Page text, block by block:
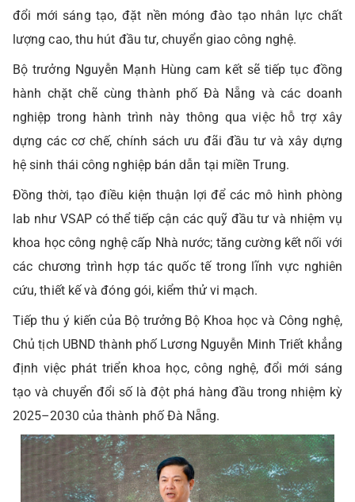
đổi mới sáng tạo, đặt nền móng đào tạo nhân lực chất
lượng cao, thu hút đầu tư, chuyển giao công nghệ.
Bộ trưởng Nguyễn Mạnh Hùng cam kết sẽ tiếp tục đồng
hành chặt chẽ cùng thành phố Đà Nẵng và các doanh
nghiệp trong hành trình này thông qua việc hỗ trợ xây
dựng các cơ chế, chính sách ưu đãi đầu tư và xây dựng
hệ sinh thái công nghiệp bán dẫn tại miền Trung.
Đồng thời, tạo điều kiện thuận lợi để các mô hình phòng
lab như VSAP có thể tiếp cận các quỹ đầu tư và nhiệm vụ
khoa học công nghệ cấp Nhà nước; tăng cường kết nối với
các chương trình hợp tác quốc tế trong lĩnh vực nghiên
cứu, thiết kế và đóng gói, kiểm thử vi mạch.
Tiếp thu ý kiến của Bộ trưởng Bộ Khoa học và Công nghệ,
Chủ tịch UBND thành phố Lương Nguyễn Minh Triết khẳng
định việc phát triển khoa học, công nghệ, đổi mới sáng
tạo và chuyển đổi số là đột phá hàng đầu trong nhiệm kỳ
2025–2030 của thành phố Đà Nẵng.